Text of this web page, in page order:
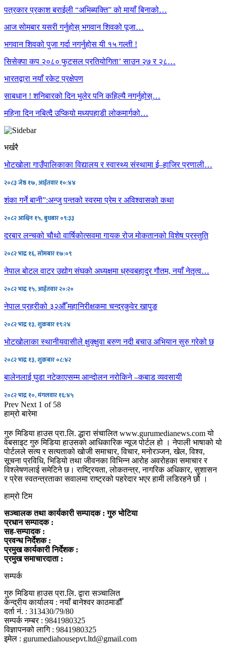
पत्रकार प्रकाश बराईली “अभिब्यक्ति” को मायाँ बिनाको…
आज सोमबार यसरी गर्नुहोस् भगवान शिवको पूजा…
भगवान शिवको पुजा गर्दा नगर्नुहोस यी १५ गल्ती !
सिसेक्पा कप २०८० फुटसल प्रतियोगिता’ साउन २७ र २८…
भारतद्वारा नयाँ रकेट प्रक्षेपण
साबधान ! शनिबारको दिन भुलेर पनि कहिल्यै नगर्नुहोस्…
महिना दिन नबित्दै उप्कियो मध्यपहाडी लोकमार्गको…
भर्खरै
भोटखोला गाउँपालिकाका विद्यालय र स्वास्थ्य संस्थामा ई–हाजिर प्रणाली…
२०८३ जेष्ठ १७, आईतवार १०:४४
शंका गर्ने बानी”:अन्जु पन्तको स्वरमा प्रेम र अविश्वासको कथा
२०८२ आश्विन १५, बुधबार ०९:३३
दरबार लन्चको चौथो वार्षिकोत्सवमा गायक रोज मोकतानको विशेष प्रस्तुति
२०८२ भाद्र १६, सोमबार १७:०९
नेपाल बोटल वाटर उद्योग संघको अध्यक्षमा ध्रुवबहादुर गौतम, नयाँ नेतृत्व…
२०८२ भाद्र १५, आईतवार २०:२०
नेपाल प्रहरीको ३२औँ महानिरीक्षकमा चन्द्रकुवेर खापुङ
२०८२ भाद्र १३, शुक्रबार १९:२४
भोटखोलाका स्थानीयवासीले क्षुक्क्षुवा बरुण नदी बचाउ अभियान सुरु गरेको छ
२०८२ भाद्र १३, शुक्रबार ०८:४२
बालेनलाई घुडा नटेकाएसम्म आन्दोलन नरोकिने –कबाड व्यवसायी
२०८२ भाद्र १०, मंगलवार १६:४५
Prev Next 1 of 58
हाम्रो बारेमा
गुरु मिडिया हाउस प्रा.लि. द्धारा संचालित www.gurumedianews.com यो
वेबसाइट गुरु मिडिया हाउसकाे आधिकारिक न्यूज पोर्टल हो । नेपाली भाषाको यो
पोर्टलले सत्य र सत्यताको खोजी समाचार, विचार, मनोरञ्जन, खेल, विश्व,
सूचना प्रविधि, भिडियो तथा जीवनका विभिन्न आरोह अवरोहका समाचार र
विश्लेषणलाई समेटिने छ। राष्ट्रियता, लोकतन्त्र, नागरिक अधिकार, सुशासन
र प्रेस स्वतन्त्रताका सवालमा राष्ट्रको पहरेदार भएर हामी लडिरहने छौ ।
हाम्रो टिम
सञ्चालक तथा कार्यकारी सम्पादक : गुरु भोटिया
प्रधान सम्पादक :
सह-सम्पादक :
प्रवन्ध निर्देशक :
प्रमुख कार्यकारी निर्देशक :
प्रमुख समाचारदाता :
सम्पर्क
गुरु मिडिया हाउस प्रा.लि. द्वारा सञ्चालित
केन्द्रीय कार्यालय : नयाँ बानेश्वर काठमाडौँ
दर्ता नं. : 313430/79/80
सम्पर्क नम्बर : 9841980325
विज्ञापनको लागि : 9841980325
इमेल : gurumediahousepvt.ltd@gmail.com